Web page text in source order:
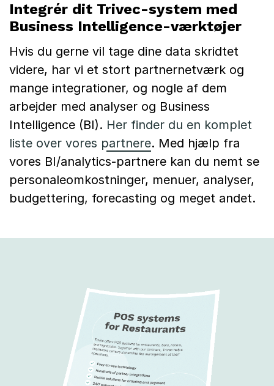
Integrér dit Trivec-system med
Business Intelligence-værktøjer
Hvis du gerne vil tage dine data skridtet
videre, har vi et stort partnernetværk og
mange integrationer, og nogle af dem
arbejder med analyser og Business
Intelligence (BI). Her finder du en komplet
liste over vores partnere. Med hjælp fra
vores BI/analytics-partnere kan du nemt se
personaleomkostninger, menuer, analyser,
budgettering, forecasting og meget andet.